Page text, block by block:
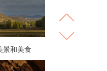
景和美食